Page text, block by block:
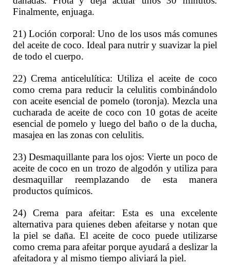
Finalmente, enjuaga.
21) Loción corporal: Uno de los usos más comunes
del aceite de coco. Ideal para nutrir y suavizar la piel
de todo el cuerpo.
22) Crema anticelulítica: Utiliza el aceite de coco
como crema para reducir la celulitis combinándolo
con aceite esencial de pomelo (toronja). Mezcla una
cucharada de aceite de coco con 10 gotas de aceite
esencial de pomelo y luego del baño o de la ducha,
masajea en las zonas con celulitis.
23) Desmaquillante para los ojos: Vierte un poco de
aceite de coco en un trozo de algodón y utiliza para
desmaquillar reemplazando de esta manera
productos químicos.
24) Crema para afeitar: Esta es una excelente
alternativa para quienes deben afeitarse y notan que
la piel se daña. El aceite de coco puede utilizarse
como crema para afeitar porque ayudará a deslizar la
afeitadora y al mismo tiempo aliviará la piel.